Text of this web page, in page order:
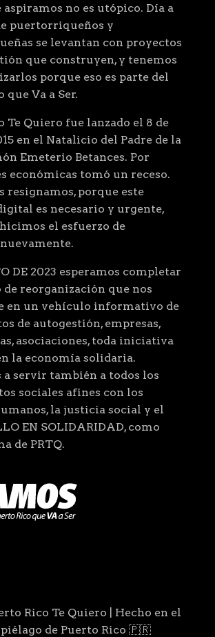
aspiramos no es utópico. Día a
puertorriqueños y
se levantan con proyectos
que construyen, y tenemos
porque eso es parte del
que Va a Ser.
Te Quiero fue lanzado el 8 de
en el Natalicio del Padre de la
Emeterio Betances. Por
económicas tomó un receso.
resignamos, porque este
es necesario y urgente,
el esfuerzo de
DE 2023 esperamos completar
de reorganización que nos
en un vehículo informativo de
de autogestión, empresas,
asociaciones, toda iniciativa
la economía solidaria.
servir también a todos los
sociales afines con los
la justicia social y el
EN SOLIDARIDAD, como
de PRTQ.
Rico Te Quiero | Hecho en el
de Puerto Rico 🇵🇷